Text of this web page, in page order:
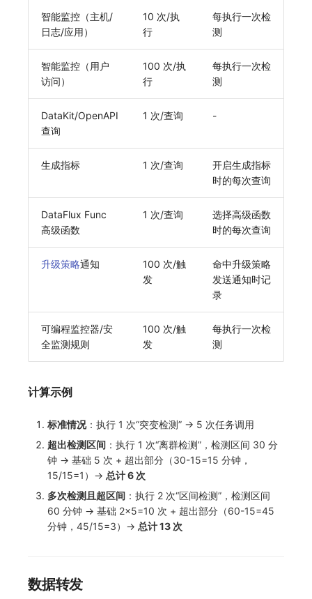
智能监控（主机/
日志/应用）
10 次/执
行
每执行一次检
测
智能监控（用户
访问）
100 次/执
行
每执行一次检
测
DataKit/OpenAPI
查询
1 次/查询 -
生成指标 1 次/查询
开启生成指标
时的每次查询
DataFlux Func
高级函数
1 次/查询
选择高级函数
时的每次查询
升级策略通知
100 次/触
发
命中升级策略
发送通知时记
录
可编程监控器/安
全监测规则
100 次/触
发
每执行一次检
测
计算示例
标准情况：执行 1 次“突变检测” → 5 次任务调用
超出检测区间：执行 1 次“离群检测”，检测区间 30 分
钟 → 基础 5 次 + 超出部分（30-15=15 分钟，
15/15=1）→ 总计 6 次
多次检测且超区间：执行 2 次“区间检测”，检测区间
60 分钟 → 基础 2×5=10 次 + 超出部分（60-15=45
分钟，45/15=3）→ 总计 13 次
数据转发